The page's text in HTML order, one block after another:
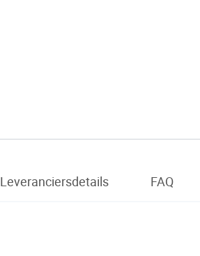
Leveranciersdetails FAQ